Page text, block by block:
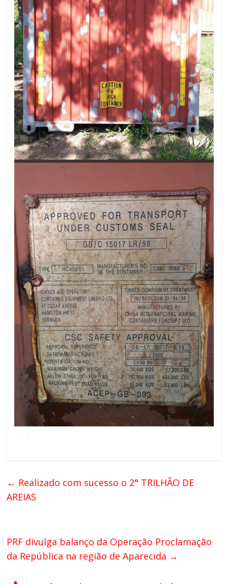
← Realizado com sucesso o 2° TRILHÃO DE
AREIAS
PRF divulga balanço da Operação Proclamação
da República na região de Aparecida →